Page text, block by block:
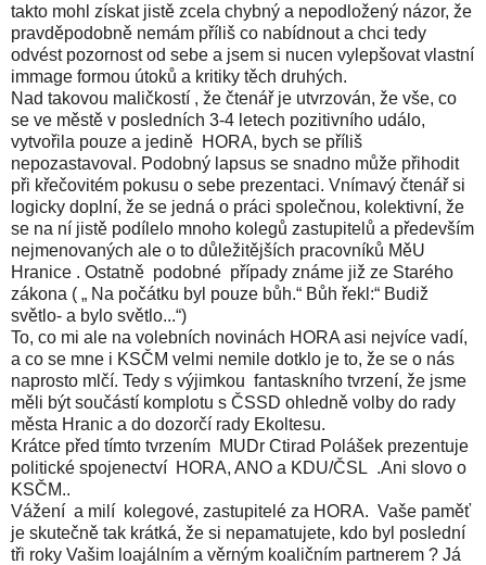
takto mohl získat jistě zcela chybný a nepodložený názor, že
pravděpodobně nemám příliš co nabídnout a chci tedy
odvést pozornost od sebe a jsem si nucen vylepšovat vlastní
immage formou útoků a kritiky těch druhých.
Nad takovou maličkostí , že čtenář je utvrzován, že vše, co
se ve městě v posledních 3-4 letech pozitivního událo,
vytvořila pouze a jedině HORA, bych se příliš
nepozastavoval. Podobný lapsus se snadno může přihodit
při křečovitém pokusu o sebe prezentaci. Vnímavý čtenář si
logicky doplní, že se jedná o práci společnou, kolektivní, že
se na ní jistě podílelo mnoho kolegů zastupitelů a především
nejmenovaných ale o to důležitějších pracovníků MěU
Hranice . Ostatně podobné případy známe již ze Starého
zákona ( „ Na počátku byl pouze bůh.“ Bůh řekl:“ Budiž
světlo- a bylo světlo...“)
To, co mi ale na volebních novinách HORA asi nejvíce vadí,
a co se mne i KSČM velmi nemile dotklo je to, že se o nás
naprosto mlčí. Tedy s výjimkou fantaskního tvrzení, že jsme
měli být součástí komplotu s ČSSD ohledně volby do rady
města Hranic a do dozorčí rady Ekoltesu.
Krátce před tímto tvrzením MUDr Ctirad Polášek prezentuje
politické spojenectví HORA, ANO a KDU/ČSL .Ani slovo o
KSČM..
Vážení a milí kolegové, zastupitelé za HORA. Vaše paměť
je skutečně tak krátká, že si nepamatujete, kdo byl poslední
tři roky Vašim loajálním a věrným koaličním partnerem ? Já